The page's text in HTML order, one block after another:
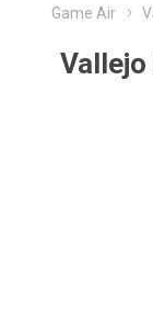
Game Air
Vallejo